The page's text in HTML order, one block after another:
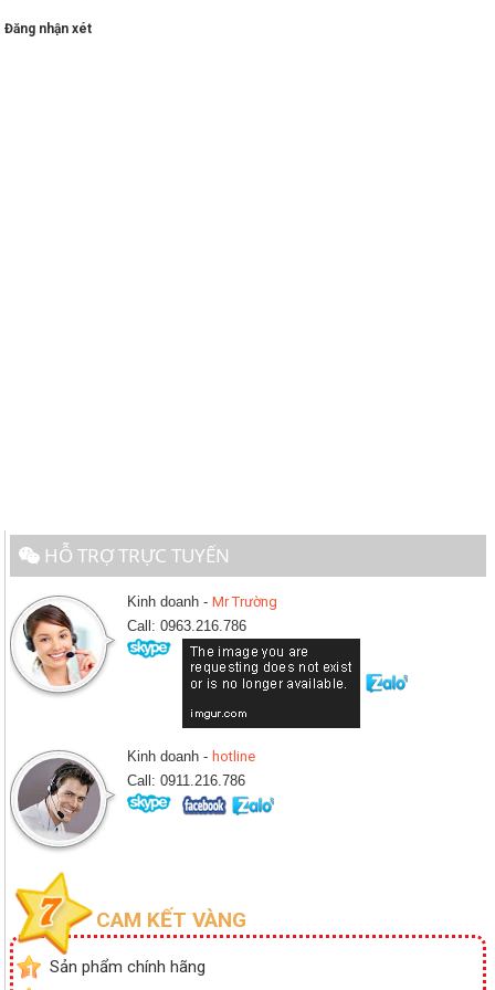
Đăng nhận xét
HỖ TRỢ TRỰC TUYẾN
Kinh doanh -Mr Trường
Call: 0963.216.786
Kinh doanh - hotline
Call: 0911.216.786
CAM KẾT VÀNG
1
Sản phẩm chính hãng